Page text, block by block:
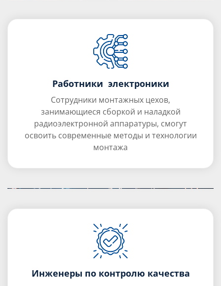
Работники электроники
Сотрудники монтажных цехов,
занимающиеся сборкой и наладкой
радиоэлектронной аппаратуры, смогут
освоить современные методы и технологии
монтажа
Инженеры по контролю качества